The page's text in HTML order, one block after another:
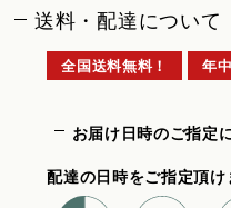
送料・配達について
全国送料無料！ 年
お届け日時のご指定
配達の日時をご指定頂け